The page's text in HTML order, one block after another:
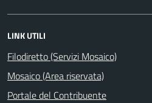
LINK UTILI
Filodiretto (Servizi Mosaico)
Mosaico (Area riservata)
Portale del Contribuente